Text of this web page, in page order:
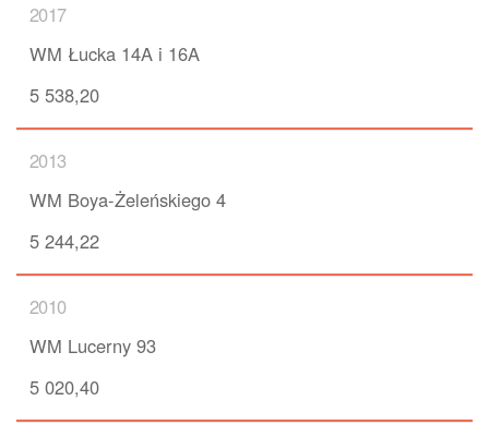
2017
WM Łucka 14A i 16A
5 538,20
2013
WM Boya-Żeleńskiego 4
5 244,22
2010
WM Lucerny 93
5 020,40